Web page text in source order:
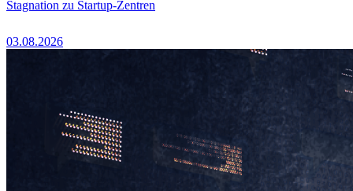
Stagnation zu Startup-Zentren
03.08.2026